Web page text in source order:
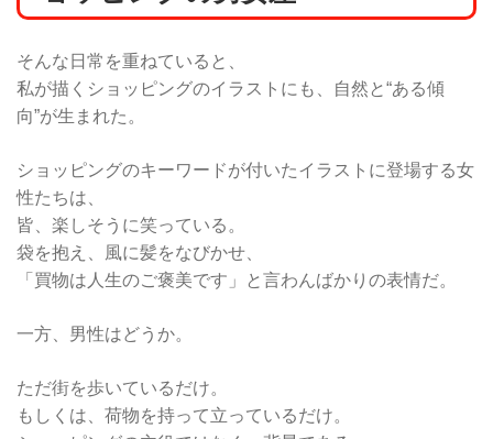
そんな日常を重ねていると、
私が描くショッピングのイラストにも、自然と“ある傾
向”が生まれた。
ショッピングのキーワードが付いたイラストに登場する女
性たちは、
皆、楽しそうに笑っている。
袋を抱え、風に髪をなびかせ、
「買物は人生のご褒美です」と言わんばかりの表情だ。
一方、男性はどうか。
ただ街を歩いているだけ。
もしくは、荷物を持って立っているだけ。